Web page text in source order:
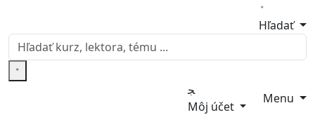
Hľadať
Môj účet
Menu